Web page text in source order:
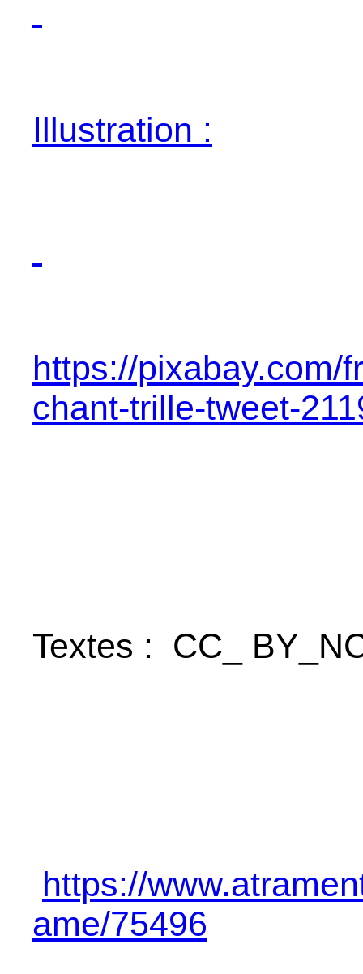
Illustration :
https://pixabay.com/
chant-trille-tweet-
Textes : CC_
https://
ame/75496